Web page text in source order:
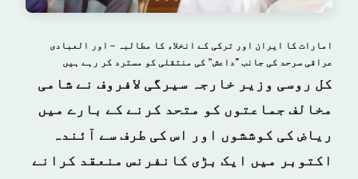
امارات کا ایران اور ترکی کے انخلاء کا مطالبہ – اور العبادی
عراقی سرحد کی جانب "داعش” کی منتقلی کو مسترد کر رہے ہیں
کل روسی وزیر خارجہ سیرگی لافروف نے شامی
مخالف جماعتوں کو متحد کرنے کے بارے میں
ریاض کی کوششوں اور اس کی طرف سے آئندہ
اکتوبر میں ایک بڑی کانفرنس منعقد کرانے